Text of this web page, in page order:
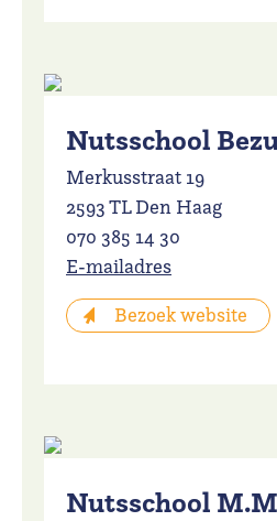
Nutsschool
Merkusstraat 19
2593 TL Den Haag
070 385 14 30
E-mailadres
Bezoek website
Nutsschool